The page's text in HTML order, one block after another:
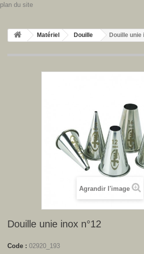
plan du site
Matériel Douille Douille unie
Agrandir l'image
Douille unie inox n°12
Code : 02920_193